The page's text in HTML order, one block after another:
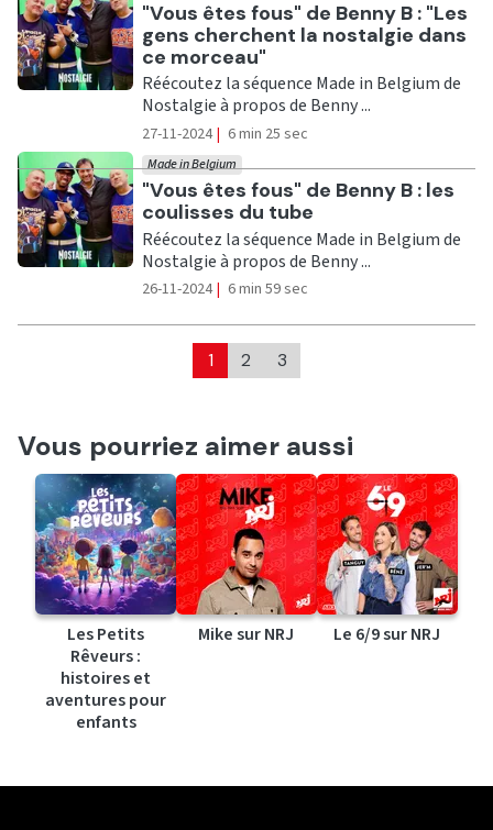
Ecouter
"Vous êtes fous" de Benny B : "Les
gens cherchent la nostalgie dans
ce morceau"
Réécoutez la séquence Made in Belgium de
Nostalgie à propos de Benny ...
27-11-2024 | 6 min 25 sec
Ecouter
"Vous êtes fous" de Benny B : les
coulisses du tube
Made in Belgium
Réécoutez la séquence Made in Belgium de
Nostalgie à propos de Benny ...
26-11-2024 | 6 min 59 sec
1 2 3
Vous pourriez aimer aussi
Les Petits
Rêveurs :
histoires et
aventures pour
enfants
Mike sur NRJ Le 6/9 sur NRJ